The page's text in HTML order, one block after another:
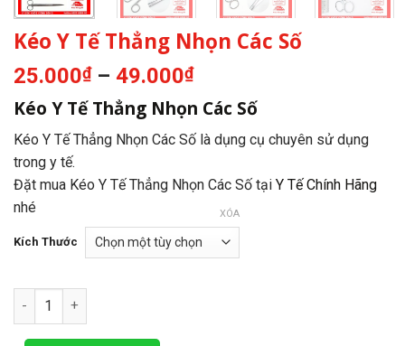
Kéo Y Tế Thẳng Nhọn Các Số
25.000₫ – 49.000₫Khoảng
giá:
từ
25.000₫
49.000₫
Kéo Y Tế Thẳng Nhọn Các Số
Kéo Y Tế Thẳng Nhọn Các Số là dụng cụ chuyên sử dụng
trong y tế.
Đặt mua Kéo Y Tế Thẳng Nhọn Các Số tại Y Tế Chính Hãng
nhé
Kích Thước
XÓA
Kéo Y Tế Thẳng Nhọn Các Số số lượng